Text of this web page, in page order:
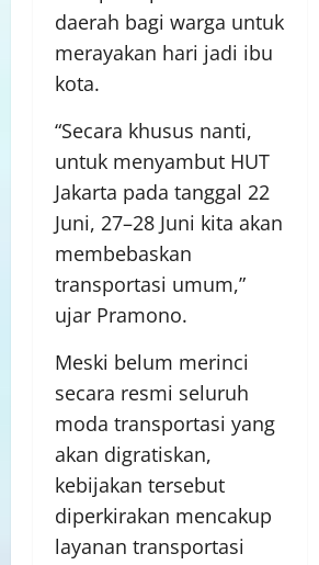
daerah bagi warga untuk
merayakan hari jadi ibu
kota.
“Secara khusus nanti,
untuk menyambut HUT
Jakarta pada tanggal 22
Juni, 27–28 Juni kita akan
membebaskan
transportasi umum,”
ujar Pramono.
Meski belum merinci
secara resmi seluruh
moda transportasi yang
akan digratiskan,
kebijakan tersebut
diperkirakan mencakup
layanan transportasi